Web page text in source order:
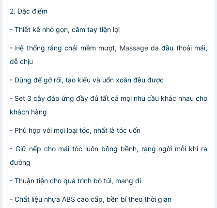
2. Đặc điểm
- Thiết kế nhỏ gọn, cầm tay tiện lợi
- Hệ thống răng chải mềm mượt, Massageda đầu thoải mái,
dễ chịu
- Dùng để gỡ rối, tạo kiểu và uốn xoăn đều được
- Set 3 cây đáp ứng đầy đủ tất cả mọi nhu cầu khác nhau cho
khách hàng
- Phù hợp với mọi loại tóc, nhất là tóc uốn
- Giữ nếp cho mái tóc luôn bồng bềnh, rạng ngời mỗi khi ra
đường
- Thuận tiện cho quá trình bỏ túi, mang đi
- Chất liệu nhựa ABS cao cấp, bền bỉ theo thời gian